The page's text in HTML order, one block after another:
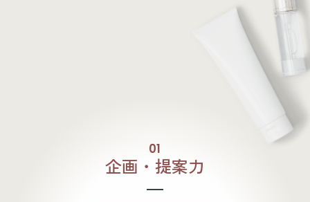
01
企画・提案力